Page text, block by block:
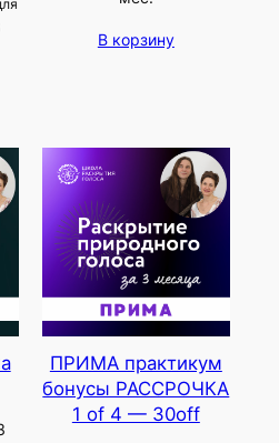
В корзину
ПРИМА практикум
бонусы РАССРОЧКА
1 of 4 — 30off